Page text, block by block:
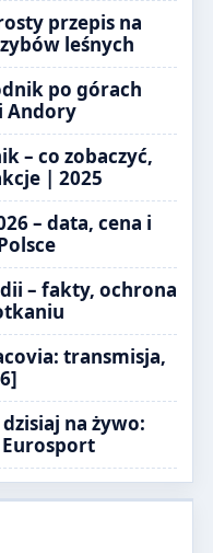
przepis na
leśnych
po górach
Andory
– co zobaczyć,
| 2025
– data, cena i
– fakty, ochrona
transmisja,
na żywo: